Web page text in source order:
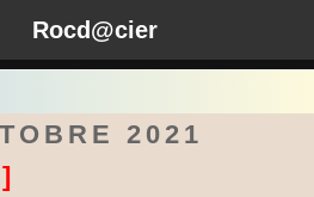
2021
Rocd@cier